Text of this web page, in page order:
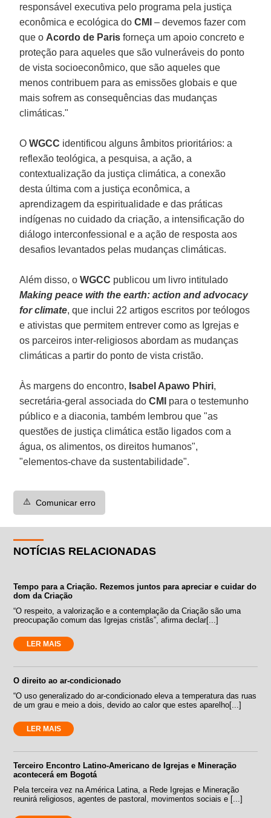
responsável executiva pelo programa pela justiça
econômica e ecológica doCMI – devemos fazer com
que o Acordo de Paris forneça um apoio concreto e
proteção para aqueles que são vulneráveis do ponto
de vista socioeconômico, que são aqueles que
menos contribuem para as emissões globais e que
mais sofrem as consequências das mudanças
climáticas."
OWGCC identificou alguns âmbitos prioritários: a
reflexão teológica, a pesquisa, a ação, a
contextualização da justiça climática, a conexão
desta última com a justiça econômica, a
aprendizagem da espiritualidade e das práticas
indígenas no cuidado da criação, a intensificação do
diálogo interconfessional e a ação de resposta aos
desafios levantados pelas mudanças climáticas.
Além disso, oWGCC publicou um livro intitulado
Making peace with the earth: action and advocacy
for climate, que inclui 22 artigos escritos por teólogos
e ativistas que permitem entrever como as Igrejas e
os parceiros inter-religiosos abordam as mudanças
climáticas a partir do ponto de vista cristão.
Às margens do encontro, Isabel Apawo Phiri,
secretária-geral associada doCMI
para o testemunho
público e a diaconia, também lembrou que "as
questões de justiça climática estão ligados com a
água, os alimentos, os direitos humanos",
"elementos-chave da sustentabilidade".
⚠️ Comunicar erro
NOTÍCIAS RELACIONADAS
Tempo para a Criação. Rezemos juntos para apreciar e cuidar do
dom da Criação
“O respeito, a valorização e a contemplação da Criação são uma
preocupação comum das Igrejas cristãs”, afirma declar[...]
LER MAIS
O direito ao ar-condicionado
“O uso generalizado do ar-condicionado eleva a temperatura das ruas
de um grau e meio a dois, devido ao calor que estes aparelho[...]
LER MAIS
Terceiro Encontro Latino-Americano de Igrejas e Mineração
acontecerá em Bogotá
Pela terceira vez na América Latina, a Rede Igrejas e Mineração
reunirá religiosos, agentes de pastoral, movimentos sociais e [...]